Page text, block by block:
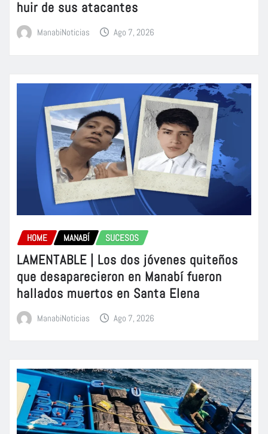
huir de sus atacantes
ManabiNoticias Ago 7, 2026
HOME MANABÍ SUCESOS
LAMENTABLE | Los dos jóvenes quiteños
que desaparecieron en Manabí fueron
hallados muertos en Santa Elena
ManabiNoticias Ago 7, 2026